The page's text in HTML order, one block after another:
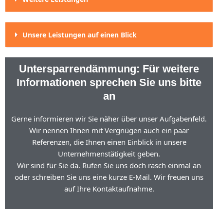
Unsere Leistungen auf einen Blick
Untersparrendämmung: Für weitere
Informationen sprechen Sie uns bitte
an
Gerne informieren wir Sie näher über unser Aufgabenfeld.
Wir nennen Ihnen mit Vergnügen auch ein paar
Referenzen, die Ihnen einen Einblick in unsere
Unternehmenstätigkeit geben.
Wir sind für Sie da. Rufen Sie uns doch rasch einmal an
oder schreiben Sie uns eine kurze E-Mail. Wir freuen uns
auf Ihre Kontaktaufnahme.